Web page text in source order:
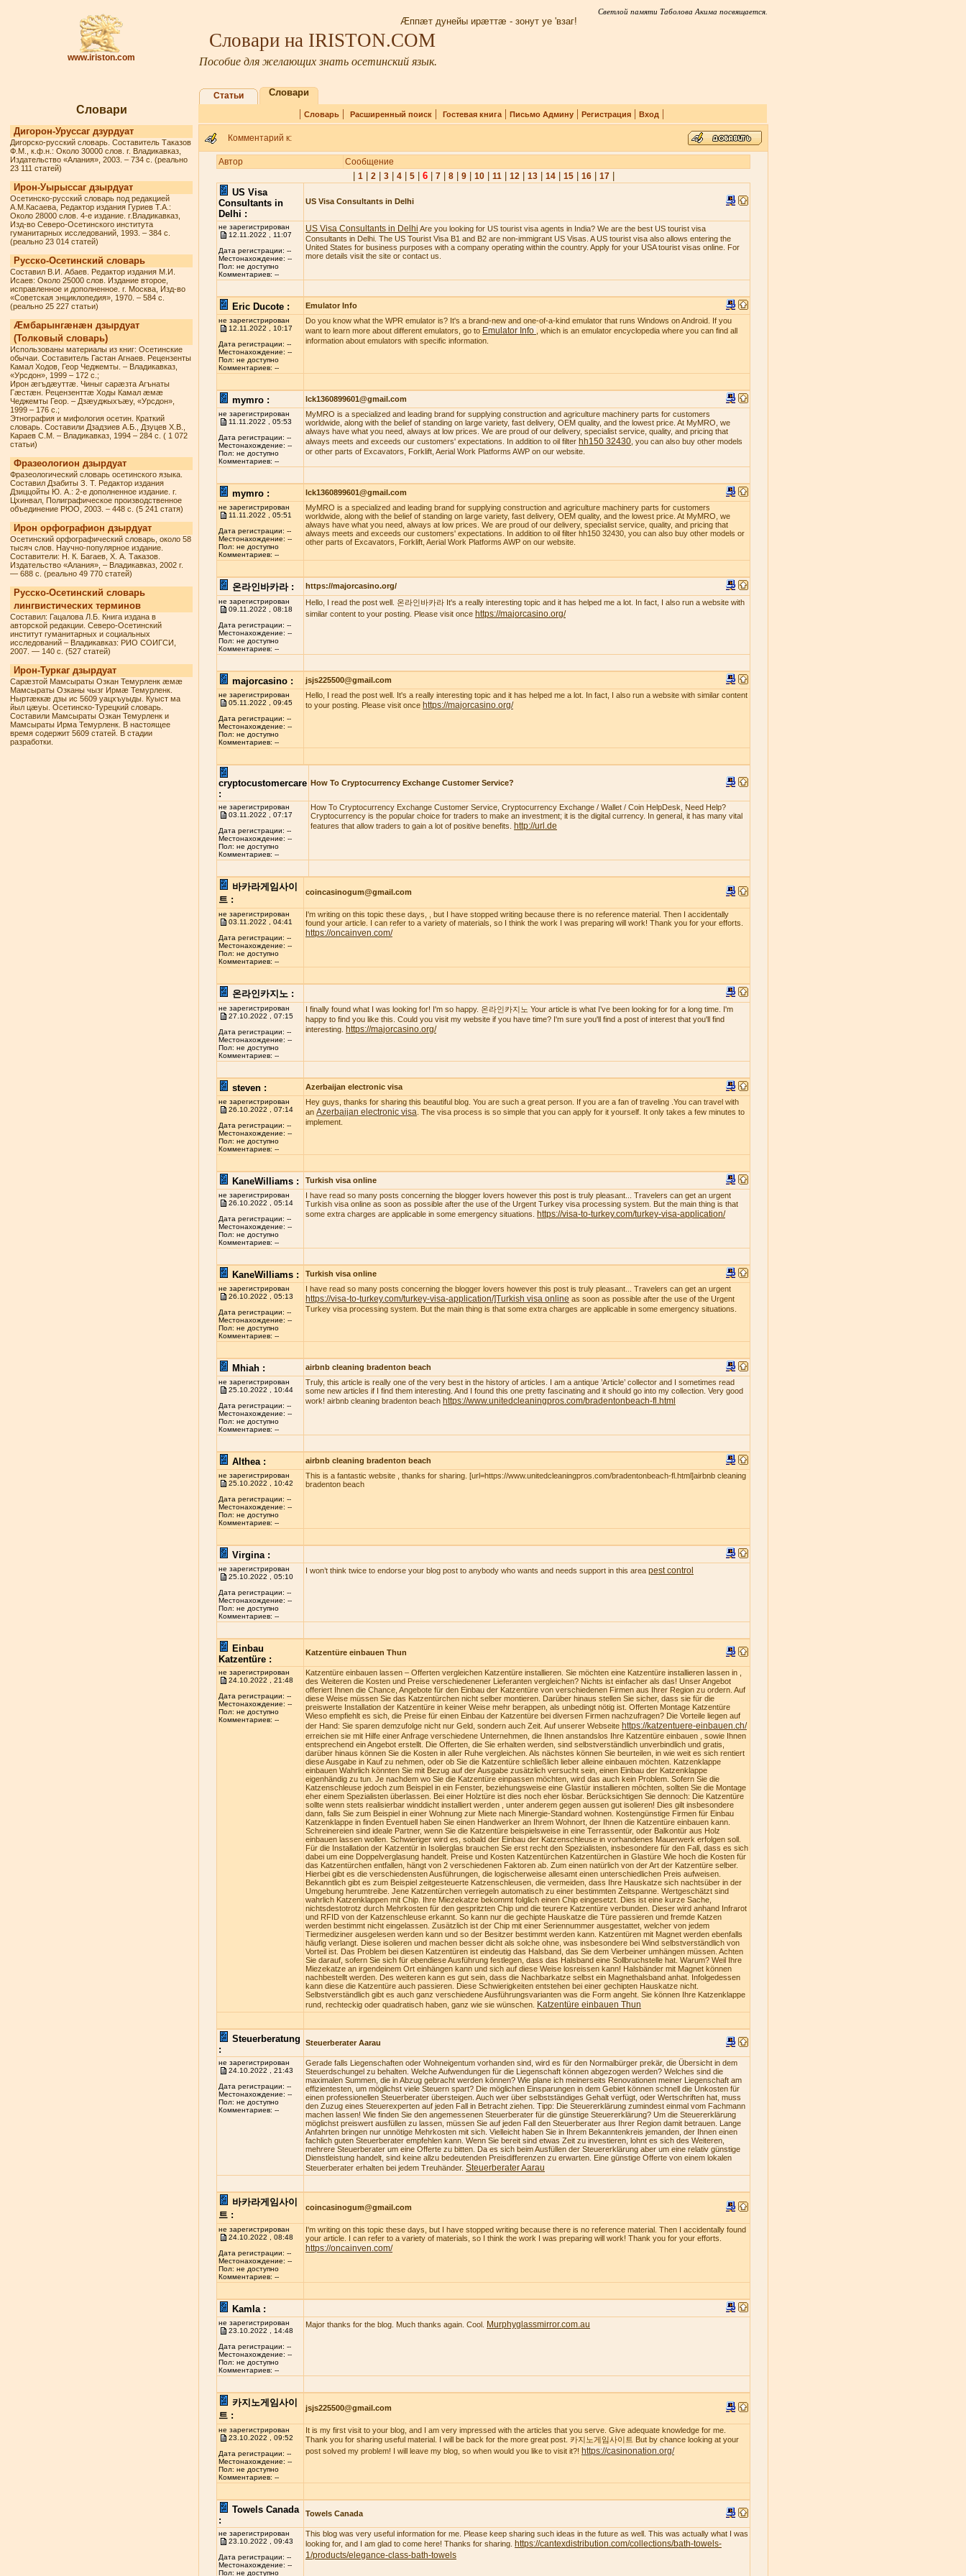
www.iriston.com
Светлой памяти Таболова Акима посвящается.
Æппæт дунейы ирæттæ - зонут уе 'взаг!
Словари на IRISTON.COM
Пособие для желающих знать осетинский язык.
Словари
Дигорон-Уруссаг дзурдуат
Дигорско-русский словарь. Составитель Таказов
Ф.М., к.ф.н.: Около 30000 слов. г. Владикавказ,
Издательство «Алания», 2003. – 734 с. (реально
23 111 статей)
Ирон-Уырыссаг дзырдуат
Осетинско-русский словарь под редакцией
А.М.Касаева, Редактор издания Гуриев Т.А.:
Около 28000 слов. 4-е издание. г.Владикавказ,
Изд-во Северо-Осетинского института
гуманитарных исследований, 1993. – 384 с.
(реально 23 014 статей)
Русско-Осетинский словарь
Составил В.И. Абаев. Редактор издания М.И.
Исаев: Около 25000 слов. Издание второе,
исправленное и дополненное. г. Москва, Изд-во
«Советская энциклопедия», 1970. – 584 с.
(реально 25 227 статьи)
Æмбарынгæнæн дзырдуат
(Толковый словарь)
Использованы материалы из книг: Осетинские
обычаи. Составитель Гастан Агнаев. Рецензенты
Камал Ходов, Геор Чеджемты. – Владикавказ,
«Урсдон», 1999 – 172 с.;
Ирон æгъдæуттæ. Чиныг сарæзта Агънаты
Гæстæн. Рецензенттæ Ходы Камал æмæ
Чеджемты Геор. – Дзæуджыхъæу, «Урсдон»,
1999 – 176 с.;
Этнография и мифология осетин. Краткий
словарь. Составили Дзадзиев А.Б., Дзуцев Х.В.,
Караев С.М. – Владикавказ, 1994 – 284 с. ( 1 072
статьи)
Фразеологион дзырдуат
Фразеологический словарь осетинского языка.
Составил Дзабиты З. Т. Редактор издания
Дзиццойты Ю. А.: 2-е дополненное издание. г.
Цхинвал, Полиграфическое производственное
объединение РЮО, 2003. – 448 с. (5 241 статя)
Ирон орфографион дзырдуат
Осетинский орфографический словарь, около 58
тысяч слов. Научно-популярное издание.
Составители: Н. К. Багаев, Х. А. Таказов.
Издательство «Алания», – Владикавказ, 2002 г.
— 688 с. (реально 49 770 статей)
Русско-Осетинский словарь
лингвистических терминов
Составил: Гацалова Л.Б. Книга издана в
авторской редакции. Северо-Осетинский
институт гуманитарных и социальных
исследований – Владикавказ: РИО СОИГСИ,
2007. — 140 с. (527 статей)
Ирон-Туркаг дзырдуат
Сарæзтой Мамсыраты Озкан Темурленк æмæ
Мамсыраты Озканы чызг Ирмæ Темурленк.
Ныртæккæ дзы ис 5609 уацхъуыды. Куыст ма
йыл цæуы. Осетинско-Турецкий словарь.
Составили Мамсыраты Озкан Темурленк и
Мамсыраты Ирма Темурленк. В настоящее
время содержит 5609 статей. В стадии
разработки.
Статьи Словари
| Словарь| Расширенный поиск| Гостевая книга| Письмо Админу| Регистрация| Вход |
Комментарий к:
Автор Сообщение
1| 2| 3| 4| 5| 6| 7| 8| 9| 10| 11| 12| 13| 14| 15| 16| 17|
US Visa
Consultants in
Delhi :
US Visa Consultants in Delhi
не зарегистрирован
12.11.2022 , 11:07
Дата регистрации: --
Местонахождение: --
Пол: не доступно
Комментариев: --
US Visa Consultants in Delhi Are you looking for US tourist visa agents in India? We are the best US tourist visa
Consultants in Delhi. The US Tourist Visa B1 and B2 are non-immigrant US Visas. A US tourist visa also allows entering the
United States for business purposes with a company operating within the country. Apply for your USA tourist visas online. For
more details visit the site or contact us.
Eric Ducote : Emulator Info
не зарегистрирован
12.11.2022 , 10:17
Дата регистрации: --
Местонахождение: --
Пол: не доступно
Комментариев: --
Do you know what the WPR emulator is? It's a brand-new and one-of-a-kind emulator that runs Windows on Android. If you
want to learn more about different emulators, go to Emulator Info
, which is an emulator encyclopedia where you can find all
information about emulators with specific information.
mymro : lck1360899601@gmail.com
не зарегистрирован
11.11.2022 , 05:53
Дата регистрации: --
Местонахождение: --
Пол: не доступно
Комментариев: --
MyMRO is a specialized and leading brand for supplying construction and agriculture machinery parts for customers
worldwide, along with the belief of standing on large variety, fast delivery, OEM quality, and the lowest price. At MyMRO, we
always have what you need, always at low prices. We are proud of our delivery, specialist service, quality, and pricing that
always meets and exceeds our customers' expectations. In addition to oil filter hh150 32430 , you can also buy other models
or other parts of Excavators, Forklift, Aerial Work Platforms AWP on our website.
mymro : lck1360899601@gmail.com
не зарегистрирован
11.11.2022 , 05:51
Дата регистрации: --
Местонахождение: --
Пол: не доступно
Комментариев: --
MyMRO is a specialized and leading brand for supplying construction and agriculture machinery parts for customers
worldwide, along with the belief of standing on large variety, fast delivery, OEM quality, and the lowest price. At MyMRO, we
always have what you need, always at low prices. We are proud of our delivery, specialist service, quality, and pricing that
always meets and exceeds our customers' expectations. In addition to oil filter hh150 32430, you can also buy other models or
other parts of Excavators, Forklift, Aerial Work Platforms AWP on our website.
온라인바카라 : https://majorcasino.org/
не зарегистрирован
09.11.2022 , 08:18
Дата регистрации: --
Местонахождение: --
Пол: не доступно
Комментариев: --
Hello, I read the post well. 온라인바카라 It's a really interesting topic and it has helped me a lot. In fact, I also run a website with
similar content to your posting. Please visit once https://majorcasino.org/
majorcasino : jsjs225500@gmail.com
не зарегистрирован
05.11.2022 , 09:45
Дата регистрации: --
Местонахождение: --
Пол: не доступно
Комментариев: --
Hello, I read the post well. It's a really interesting topic and it has helped me a lot. In fact, I also run a website with similar content
to your posting. Please visit once https://majorcasino.org/
cryptocustomercare
:
How To Cryptocurrency Exchange Customer Service?
не зарегистрирован
03.11.2022 , 07:17
Дата регистрации: --
Местонахождение: --
Пол: не доступно
Комментариев: --
How To Cryptocurrency Exchange Customer Service, Cryptocurrency Exchange / Wallet / Coin HelpDesk, Need Help?
Cryptocurrency is the popular choice for traders to make an investment; it is the digital currency. In general, it has many vital
features that allow traders to gain a lot of positive benefits.
http://url.de
바카라게임사이
트 :
coincasinogum@gmail.com
не зарегистрирован
03.11.2022 , 04:41
Дата регистрации: --
Местонахождение: --
Пол: не доступно
Комментариев: --
I'm writing on this topic these days, , but I have stopped writing because there is no reference material. Then I accidentally
found your article. I can refer to a variety of materials, so I think the work I was preparing will work! Thank you for your efforts.
https://oncainven.com/
온라인카지노 :
не зарегистрирован
27.10.2022 , 07:15
Дата регистрации: --
Местонахождение: --
Пол: не доступно
Комментариев: --
I finally found what I was looking for! I'm so happy. 온라인카지노 Your article is what I've been looking for for a long time. I'm
happy to find you like this. Could you visit my website if you have time? I'm sure you'll find a post of interest that you'll find
interesting.
https://majorcasino.org/
steven : Azerbaijan electronic visa
не зарегистрирован
26.10.2022 , 07:14
Дата регистрации: --
Местонахождение: --
Пол: не доступно
Комментариев: --
Hey guys, thanks for sharing this beautiful blog. You are such a great person. If you are a fan of traveling .You can travel with
an Azerbaijan electronic visa . The visa process is so simple that you can apply for it yourself. It only takes a few minutes to
implement.
KaneWilliams : Turkish visa online
не зарегистрирован
26.10.2022 , 05:14
Дата регистрации: --
Местонахождение: --
Пол: не доступно
Комментариев: --
I have read so many posts concerning the blogger lovers however this post is truly pleasant... Travelers can get an urgent
Turkish visa online as soon as possible after the use of the Urgent Turkey visa processing system. But the main thing is that
some extra charges are applicable in some emergency situations.
https://visa-to-turkey.com/turkey-visa-application/
KaneWilliams : Turkish visa online
не зарегистрирован
26.10.2022 , 05:13
Дата регистрации: --
Местонахождение: --
Пол: не доступно
Комментариев: --
I have read so many posts concerning the blogger lovers however this post is truly pleasant... Travelers can get an urgent
https://visa-to-turkey.com/turkey-visa-application/]Turkish visa online as soon as possible after the use of the Urgent
Turkey visa processing system. But the main thing is that some extra charges are applicable in some emergency situations.
Mhiah : airbnb cleaning bradenton beach
не зарегистрирован
25.10.2022 , 10:44
Дата регистрации: --
Местонахождение: --
Пол: не доступно
Комментариев: --
Truly, this article is really one of the very best in the history of articles. I am a antique ’Article’ collector and I sometimes read
some new articles if I find them interesting. And I found this one pretty fascinating and it should go into my collection. Very good
work! airbnb cleaning bradenton beach https://www.unitedcleaningpros.com/bradentonbeach-fl.html
Althea : airbnb cleaning bradenton beach
не зарегистрирован
25.10.2022 , 10:42
Дата регистрации: --
Местонахождение: --
Пол: не доступно
Комментариев: --
This is a fantastic website , thanks for sharing. [url=https://www.unitedcleaningpros.com/bradentonbeach-fl.html]airbnb cleaning
bradenton beach
Virgina :
не зарегистрирован
25.10.2022 , 05:10
Дата регистрации: --
Местонахождение: --
Пол: не доступно
Комментариев: --
I won’t think twice to endorse your blog post to anybody who wants and needs support in this area pest control
Einbau
Katzentüre :
Katzentüre einbauen Thun
не зарегистрирован
24.10.2022 , 21:48
Дата регистрации: --
Местонахождение: --
Пол: не доступно
Комментариев: --
Katzentüre einbauen lassen – Offerten vergleichen Katzentüre installieren. Sie möchten eine Katzentüre installieren lassen in ,
des Weiteren die Kosten und Preise verschiedenener Lieferanten vergleichen? Nichts ist einfacher als das! Unser Angebot
offeriert Ihnen die Chance, Angebote für den Einbau der Katzentüre von verschiedenen Firmen aus Ihrer Region zu ordern. Auf
diese Weise müssen Sie das Katzentürchen nicht selber montieren. Darüber hinaus stellen Sie sicher, dass sie für die
preiswerte Installation der Katzentüre in keiner Weise mehr berappen, als unbedingt nötig ist. Offerten Montage Katzentüre
Wieso empfiehlt es sich, die Preise für einen Einbau der Katzentüre bei diversen Firmen nachzufragen? Die Vorteile liegen auf
der Hand: Sie sparen demzufolge nicht nur Geld, sondern auch Zeit. Auf unserer Webseite https://katzentuere-einbauen.ch/
erreichen sie mit Hilfe einer Anfrage verschiedene Unternehmen, die Ihnen anstandslos Ihre Katzentüre einbauen , sowie Ihnen
entsprechend ein Angebot erstellt. Die Offerten, die Sie erhalten werden, sind selbstverständlich unverbindlich und gratis,
darüber hinaus können Sie die Kosten in aller Ruhe vergleichen. Als nächstes können Sie beurteilen, in wie weit es sich rentiert
diese Ausgabe in Kauf zu nehmen, oder ob Sie die Katzentüre schließlich lieber alleine einbauen möchten. Katzenklappe
einbauen Wahrlich könnten Sie mit Bezug auf der Ausgabe zusätzlich versucht sein, einen Einbau der Katzenklappe
eigenhändig zu tun. Je nachdem wo Sie die Katzentüre einpassen möchten, wird das auch kein Problem. Sofern Sie die
Katzenschleuse jedoch zum Beispiel in ein Fenster, beziehungsweise eine Glastür installieren möchten, sollten Sie die Montage
eher einem Spezialisten überlassen. Bei einer Holztüre ist dies noch eher lösbar. Berücksichtigen Sie dennoch: Die Katzentüre
sollte wenn stets realisierbar winddicht installiert werden , unter anderem gegen aussen gut isolieren! Dies gilt insbesondere
dann, falls Sie zum Beispiel in einer Wohnung zur Miete nach Minergie-Standard wohnen. Kostengünstige Firmen für Einbau
Katzenklappe in finden Eventuell haben Sie einen Handwerker an Ihrem Wohnort, der Ihnen die Katzentüre einbauen kann.
Schreinereien sind ideale Partner, wenn Sie die Katzentüre beispielsweise in eine Terrassentür, oder Balkontür aus Holz
einbauen lassen wollen. Schwieriger wird es, sobald der Einbau der Katzenschleuse in vorhandenes Mauerwerk erfolgen soll.
Für die Installation der Katzentür in Isolierglas brauchen Sie erst recht den Spezialisten, insbesondere für den Fall, dass es sich
dabei um eine Doppelverglasung handelt. Preise und Kosten Katzentürchen Katzentürchen in Glastüre Wie hoch die Kosten für
das Katzentürchen entfallen, hängt von 2 verschiedenen Faktoren ab. Zum einen natürlich von der Art der Katzentüre selber.
Hierbei gibt es die verschiedensten Ausführungen, die logischerweise allesamt einen unterschiedlichen Preis aufweisen.
Bekanntlich gibt es zum Beispiel zeitgesteuerte Katzenschleusen, die vermeiden, dass Ihre Hauskatze sich nachtsüber in der
Umgebung herumtreibe. Jene Katzentürchen verriegeln automatisch zu einer bestimmten Zeitspanne. Wertgeschätzt sind
wahrlich Katzenklappen mit Chip. Ihre Miezekatze bekommt folglich einen Chip eingesetzt. Dies ist eine kurze Sache,
nichtsdestotrotz durch Mehrkosten für den gespritzten Chip und die teurere Katzentüre verbunden. Dieser wird anhand Infrarot
und RFID von der Katzenschleuse erkannt. So kann nur die gechipte Hauskatze die Türe passieren und fremde Katzen
werden bestimmt nicht eingelassen. Zusätzlich ist der Chip mit einer Seriennummer ausgestattet, welcher von jedem
Tiermediziner ausgelesen werden kann und so der Besitzer bestimmt werden kann. Katzentüren mit Magnet werden ebenfalls
häufig verlangt. Diese isolieren und machen besser dicht als solche ohne, was insbesondere bei Wind selbstverständlich von
Vorteil ist. Das Problem bei diesen Katzentüren ist eindeutig das Halsband, das Sie dem Vierbeiner umhängen müssen. Achten
Sie darauf, sofern Sie sich für ebendiese Ausführung festlegen, dass das Halsband eine Sollbruchstelle hat. Warum? Weil Ihre
Miezekatze an irgendeinem Ort einhängen kann und sich auf diese Weise losreissen kann! Halsbänder mit Magnet können
nachbestellt werden. Des weiteren kann es gut sein, dass die Nachbarkatze selbst ein Magnethalsband anhat. Infolgedessen
kann diese die Katzentüre auch passieren. Diese Schwierigkeiten entstehen bei einer gechipten Hauskatze nicht.
Selbstverständlich gibt es auch ganz verschiedene Ausführungsvarianten was die Form angeht. Sie können Ihre Katzenklappe
rund, rechteckig oder quadratisch haben, ganz wie sie wünschen.
Katzentüre einbauen Thun
Steuerberatung
:
Steuerberater Aarau
не зарегистрирован
24.10.2022 , 21:43
Дата регистрации: --
Местонахождение: --
Пол: не доступно
Комментариев: --
Gerade falls Liegenschaften oder Wohneigentum vorhanden sind, wird es für den Normalbürger prekär, die Übersicht in dem
Steuerdschungel zu behalten. Welche Aufwendungen für die Liegenschaft können abgezogen werden? Welches sind die
maximalen Summen, die in Abzug gebracht werden können? Wie plane ich meinerseits Renovationen meiner Liegenschaft am
effizientesten, um möglichst viele Steuern spart? Die möglichen Einsparungen in dem Gebiet können schnell die Unkosten für
einen professionellen Steuerberater übersteigen. Auch wer über selbstständiges Gehalt verfügt, oder Wertschriften hat, muss
den Zuzug eines Steuerexperten auf jeden Fall in Betracht ziehen. Tipp: Die Steuererklärung zumindest einmal vom Fachmann
machen lassen! Wie finden Sie den angemessenen Steuerberater für die günstige Steuererklärung? Um die Steuererklärung
möglichst preiswert ausfüllen zu lassen, müssen Sie auf jeden Fall den Steuerberater aus Ihrer Region damit betrauen. Lange
Anfahrten bringen nur unnötige Mehrkosten mit sich. Vielleicht haben Sie in Ihrem Bekanntenkreis jemanden, der Ihnen einen
fachlich guten Steuerberater empfehlen kann. Wenn Sie bereit sind etwas Zeit zu investieren, lohnt es sich des Weiteren,
mehrere Steuerberater um eine Offerte zu bitten. Da es sich beim Ausfüllen der Steuererklärung aber um eine relativ günstige
Dienstleistung handelt, sind keine allzu bedeutenden Preisdifferenzen zu erwarten. Eine günstige Offerte von einem lokalen
Steuerberater erhalten bei jedem Treuhänder. Steuerberater Aarau
바카라게임사이
트 :
coincasinogum@gmail.com
не зарегистрирован
24.10.2022 , 08:48
Дата регистрации: --
Местонахождение: --
Пол: не доступно
Комментариев: --
I'm writing on this topic these days, but I have stopped writing because there is no reference material. Then I accidentally found
your article. I can refer to a variety of materials, so I think the work I was preparing will work! Thank you for your efforts.
https://oncainven.com/
Kamla :
не зарегистрирован
23.10.2022 , 14:48
Дата регистрации: --
Местонахождение: --
Пол: не доступно
Комментариев: --
Major thanks for the blog. Much thanks again. Cool. Murphyglassmirror.com.au
카지노게임사이
트 :
jsjs225500@gmail.com
не зарегистрирован
23.10.2022 , 09:52
Дата регистрации: --
Местонахождение: --
Пол: не доступно
Комментариев: --
It is my first visit to your blog, and I am very impressed with the articles that you serve. Give adequate knowledge for me.
Thank you for sharing useful material. I will be back for the more great post. 카지노게임사이트 But by chance looking at your
post solved my problem! I will leave my blog, so when would you like to visit it?! https://casinonation.org/
Towels Canada
:
Towels Canada
не зарегистрирован
23.10.2022 , 09:43
Дата регистрации: --
Местонахождение: --
Пол: не доступно
This blog was very useful information for me. Please keep sharing such ideas in the future as well. This was actually what I was
looking for, and I am glad to come here! Thanks for sharing.
https://cantexdistribution.com/collections/bath-towels-
1/products/elegance-class-bath-towels